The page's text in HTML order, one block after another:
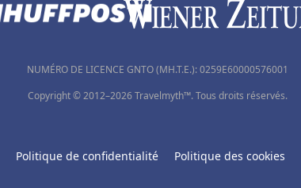
NUMÉRO DE LICENCE GNTO (MH.T.E.): 0259Ε60000576001
Copyright © 2012–2026 Travelmyth™. Tous droits réservés.
Politique de confidentialité Politique des cookies